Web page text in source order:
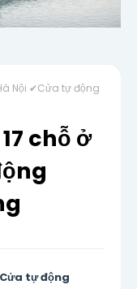
Nội ✔Cửa tự động
chỗ ở
tự động